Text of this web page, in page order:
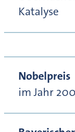
Katalyse
Nobelpreis
im Jahr